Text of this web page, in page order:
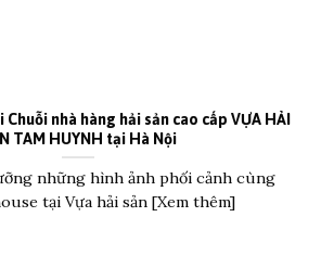
nhà hàng hải sản cao cấp VỰA HẢI
TAM HUYNH tại Hà Nội
những hình ảnh phối cảnh cùng
tại Vựa hải sản [Xem thêm]